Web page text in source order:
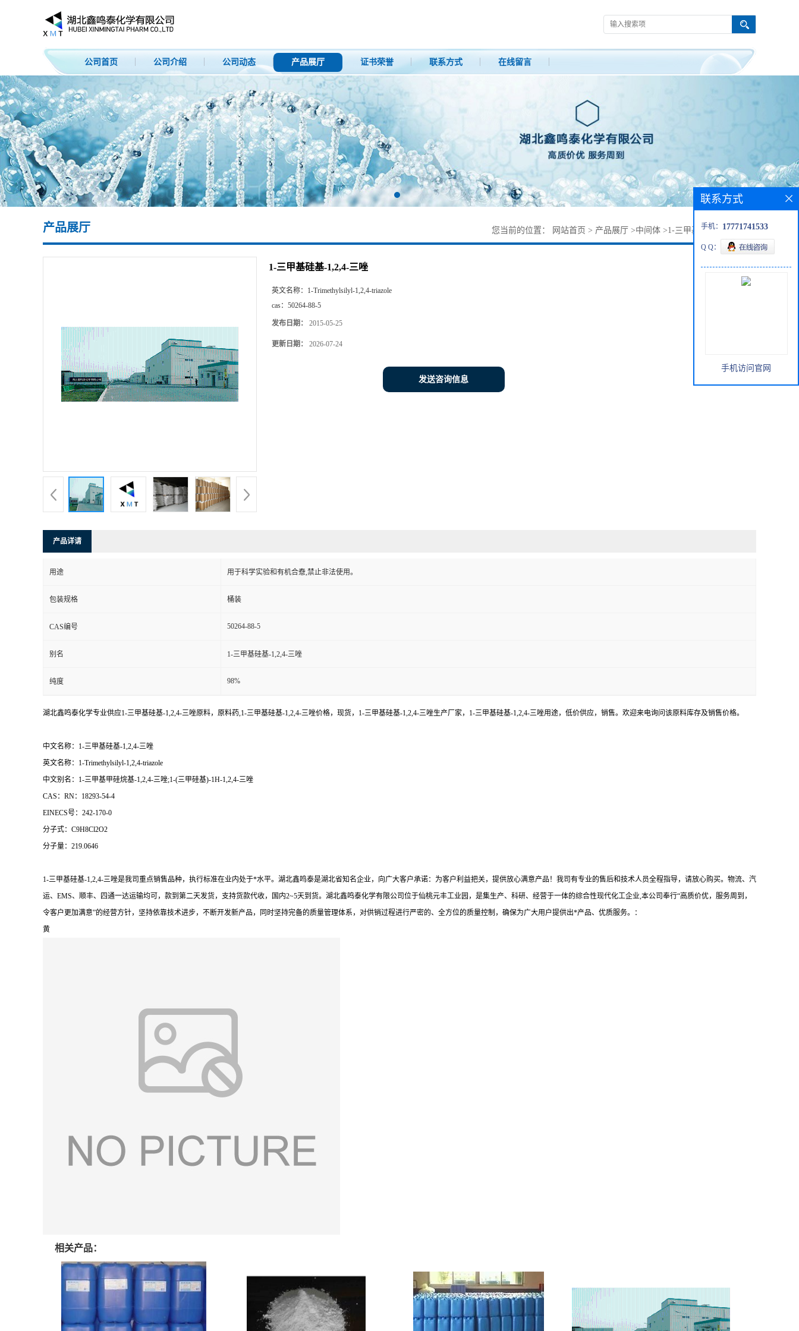
公司首页 公司介绍 公司动态 产品展厅 证书荣誉 联系方式 在线留言
产品展厅 您当前的位置： 网站首页 > 产品展厅 >中间体 >1-三甲基硅基-1,2,4-三唑
1-三甲基硅基-1,2,4-三唑
英文名称： 1-Trimethylsilyl-1,2,4-triazole
cas： 50264-88-5
发布日期： 2015-05-25
更新日期： 2026-07-24
发送咨询信息
产品详请
用途 用于科学实验和有机合憃,禁止非法使用。
包装规格 桶装
CAS编号 50264-88-5
别名 1-三甲基硅基-1,2,4-三唑
纯度 98%
湖北鑫鸣泰化学专业供应1-三甲基硅基-1,2,4-三唑原料，原料药,1-三甲基硅基-1,2,4-三唑价格，现货，1-三甲基硅基-1,2,4-三唑生产厂家，1-三甲基硅基-1,2,4-三唑用途，低价供应，销售。欢迎来电询问该原料库存及销售价格。
中文名称：1-三甲基硅基-1,2,4-三唑
英文名称：1-Trimethylsilyl-1,2,4-triazole
中文别名：1-三甲基甲硅烷基-1,2,4-三唑;1-(三甲硅基)-1H-1,2,4-三唑
CAS：RN：18293-54-4
EINECS号：242-170-0
分子式：C9H8Cl2O2
分子量：219.0646
1-三甲基硅基-1,2,4-三唑是我司重点销售品种，执行标准在业内处于*水平。湖北鑫鸣泰是湖北省知名企业，向广大客户承诺：为客户利益把关，提供放心满意产品！我司有专业的售后和技术人员全程指导，请放心购买。物流、汽
运、EMS、顺丰、四通一达运输均可，款到第二天发货，支持货款代收，国内2~5天到货。湖北鑫鸣泰化学有限公司位于仙桃元丰工业园，是集生产、科研、经营于一体的综合性现代化工企业,本公司奉行“高质价优，服务周到，
令客户更加满意”的经营方针，坚持依靠技术进步，不断开发新产品，同时坚持完备的质量管理体系，对供销过程进行严密的、全方位的质量控制，确保为广大用户提供出*产品、优质服务。：
黄
相关产品：
联系方式
手机： 17771741533
Q Q：
手机访问官网